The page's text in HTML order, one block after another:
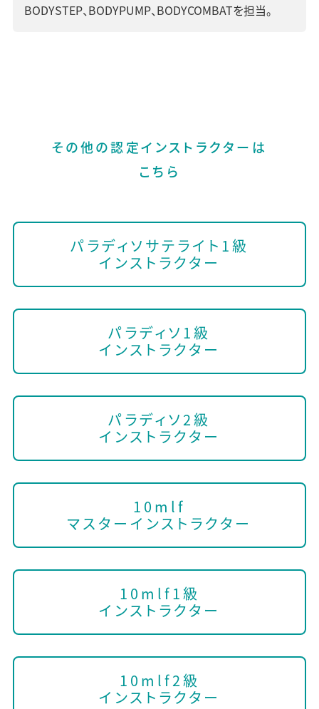
BODYSTEP、BODYPUMP、BODYCOMBATを担当。
その他の認定インストラクターは
こちら
パラディソサテライト1級
インストラクター
パラディソ1級
インストラクター
パラディソ2級
インストラクター
10mlf
マスターインストラクター
10mlf1級
インストラクター
10mlf2級
インストラクター